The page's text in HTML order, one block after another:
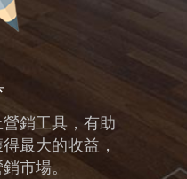
銷工具，有助
最大的收益，
市場。